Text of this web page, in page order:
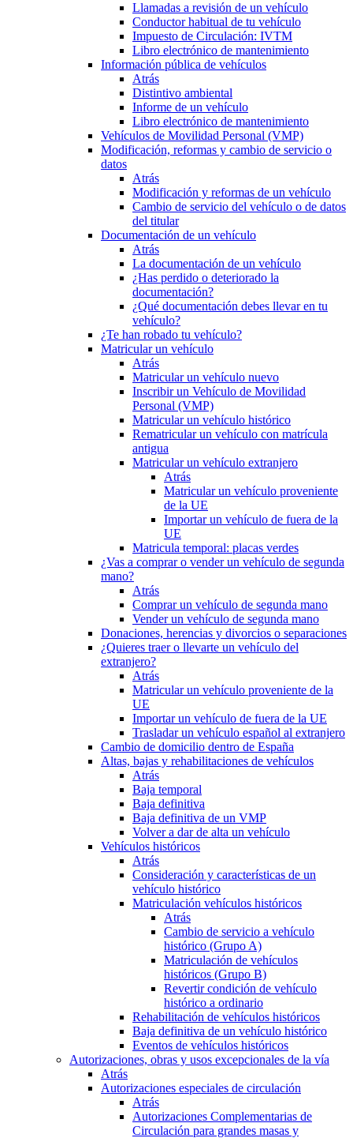
Llamadas a revisión de un vehículo
Conductor habitual de tu vehículo
Impuesto de Circulación: IVTM
Libro electrónico de mantenimiento
Información pública de vehículos
Atrás
Distintivo ambiental
Informe de un vehículo
Libro electrónico de mantenimiento
Vehículos de Movilidad Personal (VMP)
Modificación, reformas y cambio de servicio o
datos
Atrás
Modificación y reformas de un vehículo
Cambio de servicio del vehículo o de datos
del titular
Documentación de un vehículo
Atrás
La documentación de un vehículo
¿Has perdido o deteriorado la
documentación?
¿Qué documentación debes llevar en tu
vehículo?
¿Te han robado tu vehículo?
Matricular un vehículo
Atrás
Matricular un vehículo nuevo
Inscribir un Vehículo de Movilidad
Personal (VMP)
Matricular un vehículo histórico
Rematricular un vehículo con matrícula
antigua
Matricular un vehículo extranjero
Atrás
Matricular un vehículo proveniente
de la UE
Importar un vehículo de fuera de la
UE
Matricula temporal: placas verdes
¿Vas a comprar o vender un vehículo de segunda
mano?
Atrás
Comprar un vehículo de segunda mano
Vender un vehículo de segunda mano
Donaciones, herencias y divorcios o separaciones
¿Quieres traer o llevarte un vehículo del
extranjero?
Atrás
Matricular un vehículo proveniente de la
UE
Importar un vehículo de fuera de la UE
Trasladar un vehículo español al extranjero
Cambio de domicilio dentro de España
Altas, bajas y rehabilitaciones de vehículos
Atrás
Baja temporal
Baja definitiva
Baja definitiva de un VMP
Volver a dar de alta un vehículo
Vehículos históricos
Atrás
Consideración y características de un
vehículo histórico
Matriculación vehículos históricos
Atrás
Cambio de servicio a vehículo
histórico (Grupo A)
Matriculación de vehículos
históricos (Grupo B)
Revertir condición de vehículo
histórico a ordinario
Rehabilitación de vehículos históricos
Baja definitiva de un vehículo histórico
Eventos de vehículos históricos
Autorizaciones, obras y usos excepcionales de la vía
Atrás
Autorizaciones especiales de circulación
Atrás
Autorizaciones Complementarias de
Circulación para grandes masas y